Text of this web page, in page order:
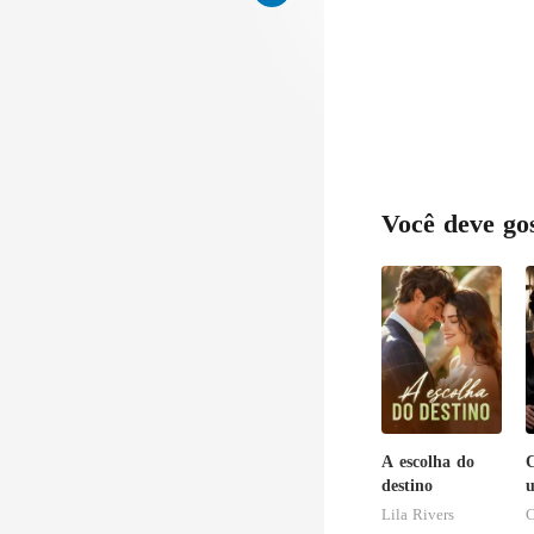
Você deve
A escolha do
destino
Lila Rivers